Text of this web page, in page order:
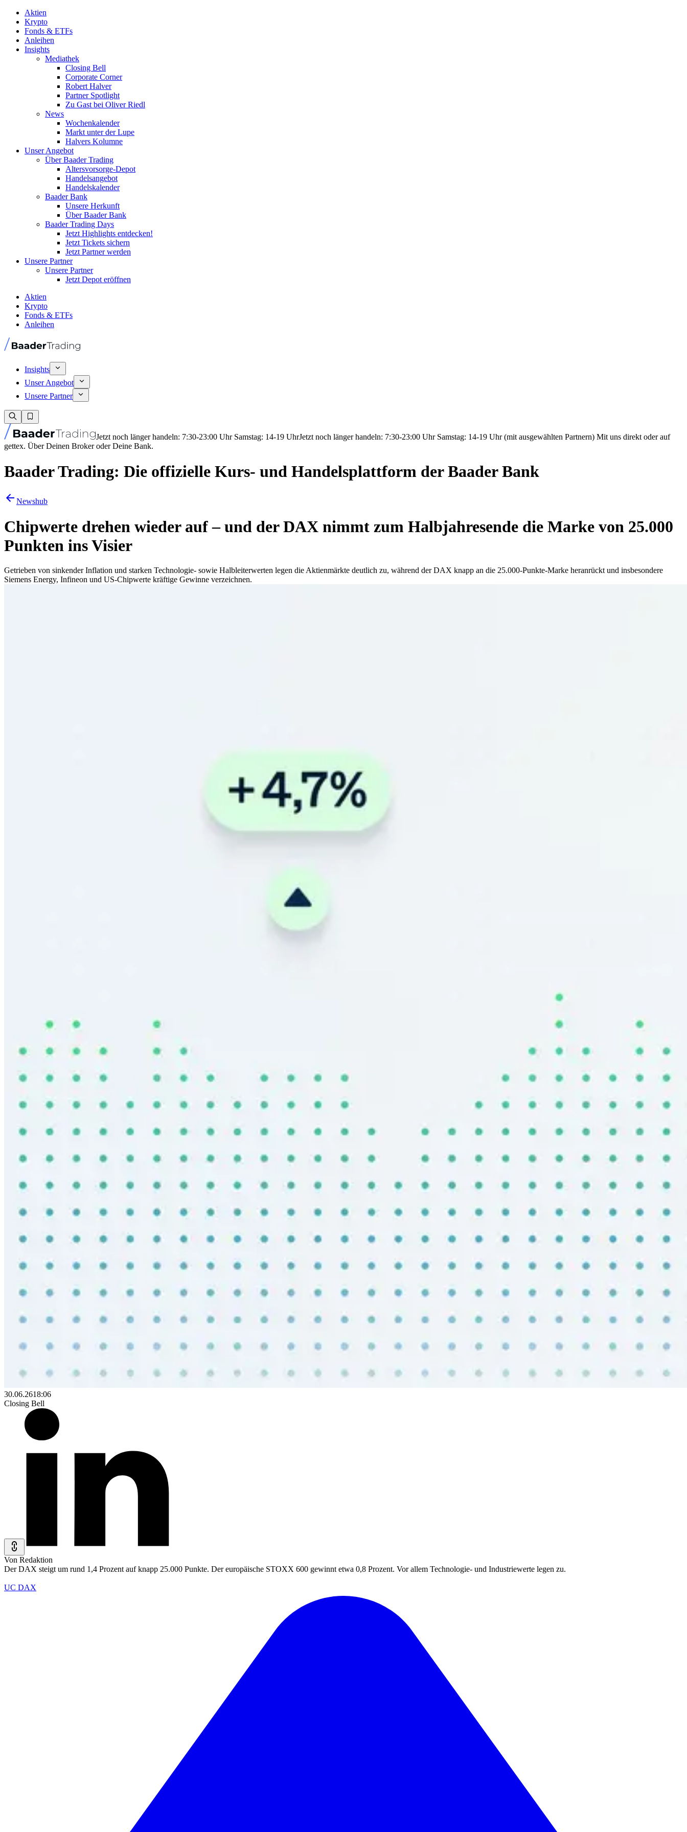
Aktien
Krypto
Fonds & ETFs
Anleihen
Insights
Mediathek
Closing Bell
Corporate Corner
Robert Halver
Partner Spotlight
Zu Gast bei Oliver Riedl
News
Wochenkalender
Markt unter der Lupe
Halvers Kolumne
Unser Angebot
Über Baader Trading
Altersvorsorge-Depot
Handelsangebot
Handelskalender
Baader Bank
Unsere Herkunft
Über Baader Bank
Baader Trading Days
Jetzt Highlights entdecken!
Jetzt Tickets sichern
Jetzt Partner werden
Unsere Partner
Unsere Partner
Jetzt Depot eröffnen
Aktien
Krypto
Fonds & ETFs
Anleihen
Insights
Unser Angebot
Unsere Partner
Jetzt noch länger handeln: 7:30-23:00 Uhr Samstag: 14-19 UhrJetzt noch länger handeln: 7:30-23:00 Uhr Samstag: 14-19 Uhr (mit ausgewählten Partnern) Mit uns direkt oder auf
gettex. Über Deinen Broker oder Deine Bank.
Baader Trading: Die offizielle Kurs- und Handelsplattform der Baader Bank
Newshub
Chipwerte drehen wieder auf – und der DAX nimmt zum Halbjahresende die Marke von 25.000
Punkten ins Visier
Getrieben von sinkender Inflation und starken Technologie- sowie Halbleiterwerten legen die Aktienmärkte deutlich zu, während der DAX knapp an die 25.000-Punkte-Marke heranrückt und insbesondere
Siemens Energy, Infineon und US-Chipwerte kräftige Gewinne verzeichnen.
30.06.2618:06
Closing Bell
Von Redaktion
Der DAX steigt um rund 1,4 Prozent auf knapp 25.000 Punkte. Der europäische STOXX 600 gewinnt etwa 0,8 Prozent. Vor allem Technologie- und Industriewerte legen zu.
UC DAX